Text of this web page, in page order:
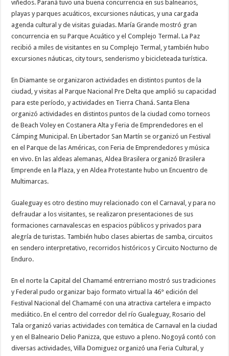
viñedos. Paraná tuvo una buena concurrencia en sus balnearios,
playas y parques acuáticos, excursiones náuticas, y una cargada
agenda cultural y de visitas guiadas. María Grande mostró gran
concurrencia en su Parque Acuático y el Complejo Termal. La Paz
recibió a miles de visitantes en su Complejo Termal, y también hubo
excursiones náuticas, city tours, senderismo y bicicleteada turística.
En Diamante se organizaron actividades en distintos puntos de la
ciudad, y visitas al Parque Nacional Pre Delta que amplió su capacidad
para este período, y actividades en Tierra Chaná. Santa Elena
organizó actividades en distintos puntos de la ciudad como torneos
de Beach Voley en Costanera Alta y Feria de Emprendedores en el
Cámping Municipal. En Libertador San Martín se organizó un Festival
en el Parque de las Américas, con Feria de Emprendedores y música
en vivo. En las aldeas alemanas, Aldea Brasilera organizó Brasilera
Emprende en la Plaza, y en Aldea Protestante hubo un Encuentro de
Multimarcas.
Gualeguay es otro destino muy relacionado con el Carnaval, y para no
defraudar a los visitantes, se realizaron presentaciones de sus
formaciones carnavalescas en espacios públicos y privados para
alegría de turistas. También hubo clases abiertas de samba, circuitos
en sendero interpretativo, recorridos históricos y Circuito Nocturno de
Enduro.
En el norte la Capital del Chamamé entrerriano mostró sus tradiciones
y Federal pudo organizar bajo formato virtual la 46° edición del
Festival Nacional del Chamamé con una atractiva cartelera e impacto
mediático. En el centro del corredor del río Gualeguay, Rosario del
Tala organizó varias actividades con temática de Carnaval en la ciudad
y en el Balneario Delio Panizza, que estuvo a pleno. Nogoyá contó con
diversas actividades, Villa Domiguez organizó una Feria Cultural, y